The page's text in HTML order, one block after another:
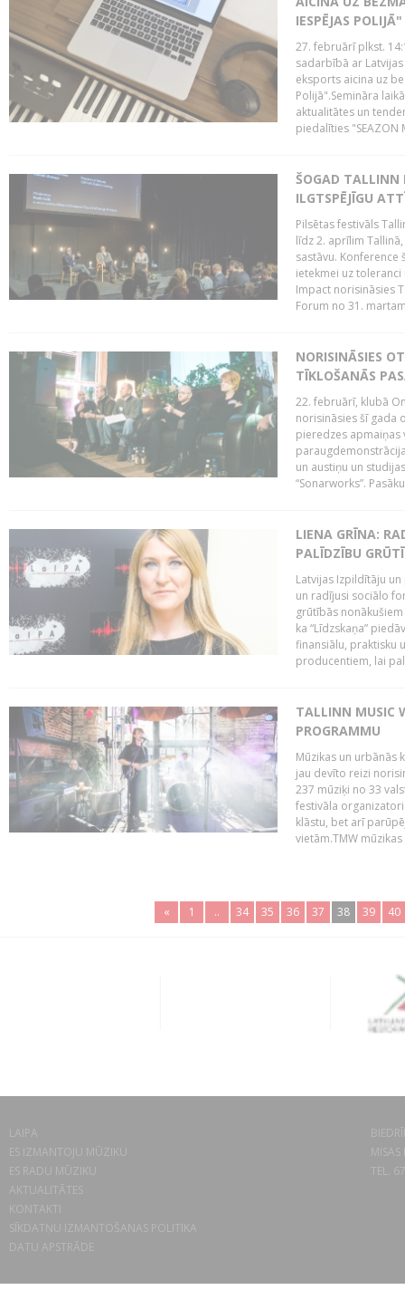
IESPĒJAS POLIJĀ"
27. februārī plkst.
sadarbībā ar
eksports aicina uz
Polijā".Semināra
aktualitātes un
piedalīties "SEAZON
ŠOGAD TALLINN
ILGTSPĒJĪGU
Pilsētas festivāls
līdz 2. aprīlim
sastāvu.
ietekmei uz
Impact norisināsies
Forum no 31.
NORISINĀSIES
TĪKLOŠANĀS
22. februārī, klubā
norisināsies šī gada
pieredzes apmaiņas
un austiņu un
“Sonarworks”.
LIENA GRĪNA:
PALĪDZĪBU
Latvijas Izpildītāju
un radījusi sociālo
grūtībās
ka “Līdzskaņa”
finansiālu, praktisku
producentiem, lai
TALLINN MUSIC
PROGRAMMU
Mūzikas un urbānās
jau devīto reizi
237 mūziķi no 33
festivāla
klāstu, bet arī
vietām.TMW
« 1 .. 34 35 36 37 38 39 40
LAIPA
ES IZMANTOJU MŪZIKU
ES RADU MŪZIKU
AKTUALITĀTES
KONTAKTI
SĪKDATŅU IZMANTOŠANAS POLITIKA
DATU APSTRĀDE
TEL.